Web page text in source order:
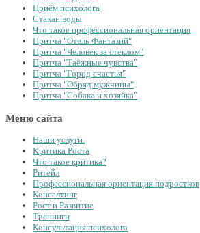
Приём психолога
Стакан воды
Что такое профессиональная ориентация
Притча "Отель Фантазий"
Притча "Человек за стеклом"
Притча "Таёжные чувства"
Притча "Город счастья"
Притча "Обряд мужчины"
Притча "Собака и хозяйка"
Меню сайта
Наши услуги.
Критика Роста
Что такое критика?
Ритейл
Профессиональная ориентация подростков
Консалтинг
Рост и Развитие
Тренинги
Консультация психолога